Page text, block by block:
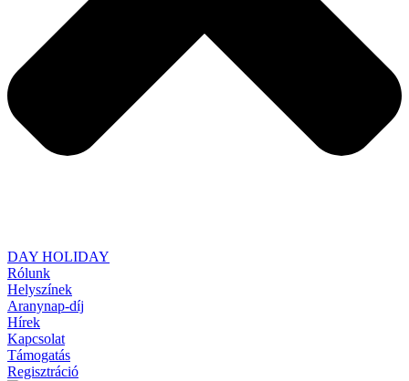
DAY HOLIDAY
Rólunk
Helyszínek
Aranynap-díj
Hírek
Kapcsolat
Támogatás
Regisztráció